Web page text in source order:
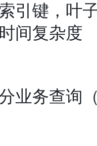
引键，叶
间复杂度
业务查询